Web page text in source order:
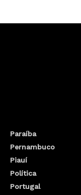
Paraíba
Pernambuco
Piauí
Política
Portugal